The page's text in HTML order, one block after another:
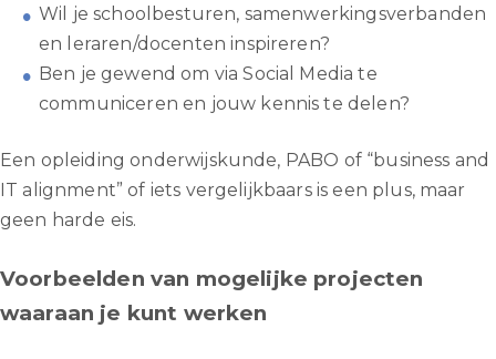
Wil je schoolbesturen, samenwerkingsverbanden
en leraren/docenten inspireren?
Ben je gewend om via Social Media te
communiceren en jouw kennis te delen?
Een opleiding onderwijskunde, PABO of “business and
IT alignment” of iets vergelijkbaars is een plus, maar
geen harde eis.
Voorbeelden van mogelijke projecten
waaraan je kunt werken